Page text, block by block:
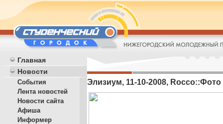
Главная
Новости
События
Лента новостей
Новости сайта
Афиша
Информер
Элизиум, 11-10-2008,